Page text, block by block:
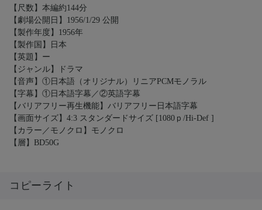
【尺数】本編約144分
【劇場公開日】1956/1/29 公開
【製作年度】1956年
【製作国】日本
【英題】ー
【ジャンル】ドラマ
【音声】①日本語（オリジナル）リニアPCMモノラル
【字幕】①日本語字幕／②英語字幕
【バリアフリー再生機能】バリアフリー日本語字幕
【画面サイズ】4:3 スタンダードサイズ [1080ｐ/Hi-Def ]
【カラー／モノクロ】モノクロ
【層】BD50G
コピーライト